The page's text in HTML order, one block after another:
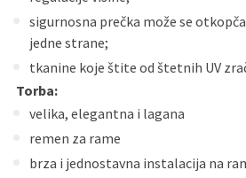
sigurnosna prečka može se
jedne strane;
tkanine koje štite od štetnih UV
Torba:
velika, elegantna i lagana
remen za rame
brza i jednostavna instalacija na